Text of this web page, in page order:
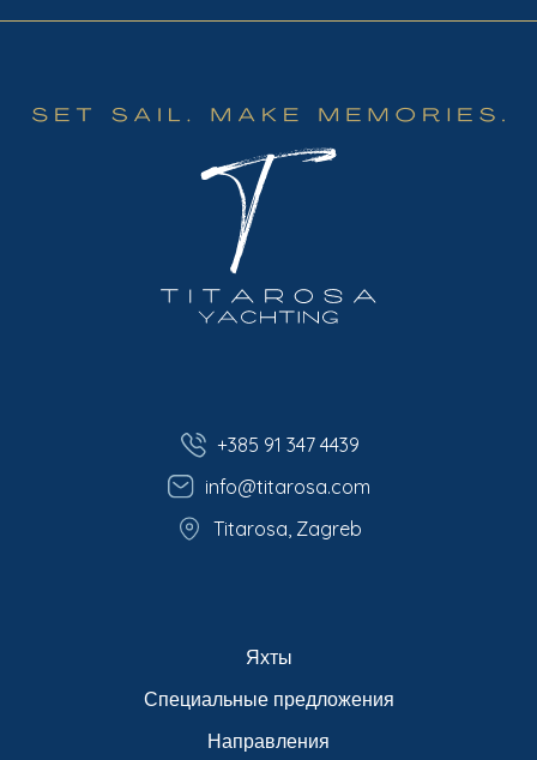
+385 91 347 4439
info@titarosa.com
Titarosa, Zagreb
Яхты
Специальные предложения
Направления